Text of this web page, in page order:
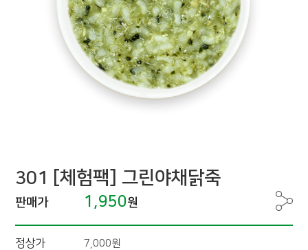
301 [체험팩] 그린야채닭죽
판매가 1,950원
정상가 7,000원